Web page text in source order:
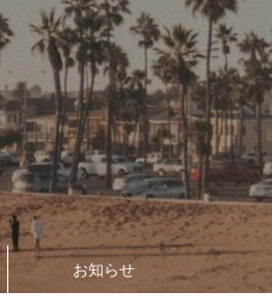
お知らせ